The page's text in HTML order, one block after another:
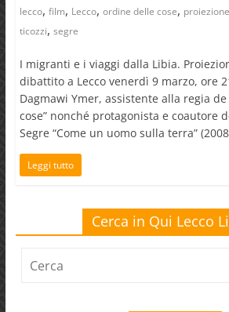
lecco, film, Lecco, ordine delle cose, proiezione
ticozzi, segre
I migranti e i viaggi dalla Libia.
dibattito a Lecco venerdì 9 marzo, ore
Dagmawi Ymer, assistente alla regia de
cose” nonché protagonista e coautore
Segre “Come un uomo sulla terra”
Leggi tutto
Cerca in Qui Lecco